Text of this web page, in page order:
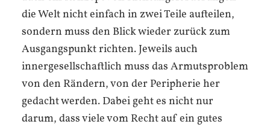
die Welt nicht einfach in zwei Teile aufteilen,
sondern muss den Blick wieder zurück zum
Ausgangspunkt richten. Jeweils auch
innergesellschaftlich muss das Armutsproblem
von den Rändern, von der Peripherie her
gedacht werden. Dabei geht es nicht nur
darum, dass viele vom Recht auf ein gutes